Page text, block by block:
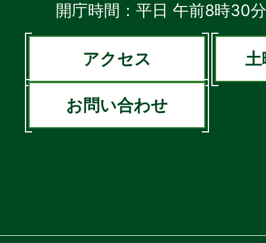
開庁時間：平日 午前8時30
アクセス 土
お問い合わせ